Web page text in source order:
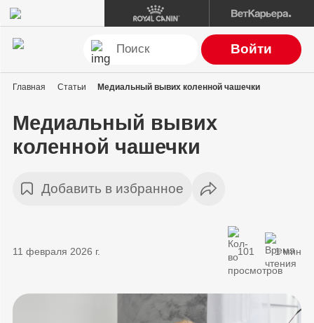
Войти
Главная Статьи Медиальный вывих коленной чашечки
Медиальный вывих
коленной чашечки
Добавить в избранное
11 февраля 2026 г. 101 1 мин